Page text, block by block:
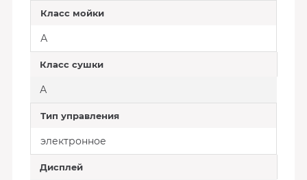
Класс мойки
А
Класс сушки
А
Тип управления
электронное
Дисплей